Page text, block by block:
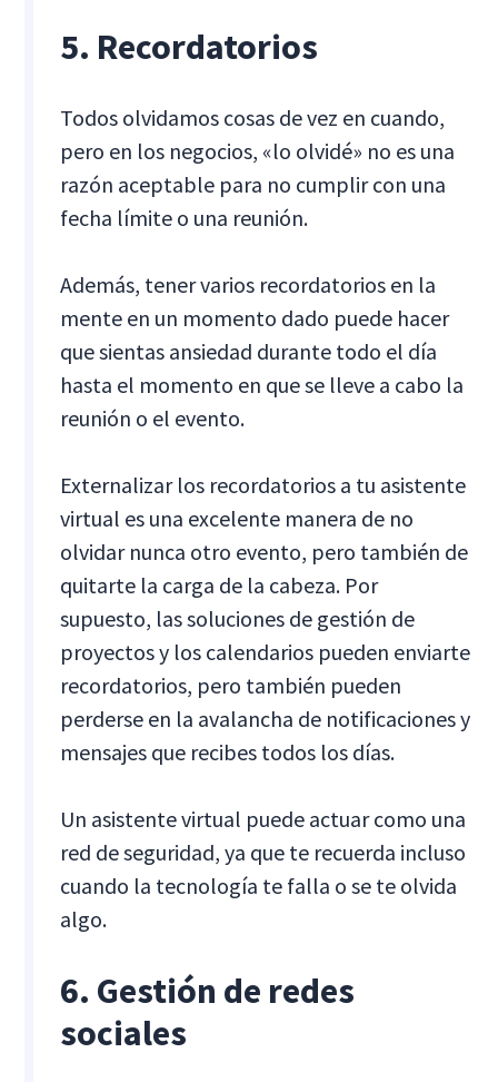
5. Recordatorios
Todos olvidamos cosas de vez en cuando,
pero en los negocios, «lo olvidé» no es una
razón aceptable para no cumplir con una
fecha límite o una reunión.
Además, tener varios recordatorios en la
mente en un momento dado puede hacer
que sientas ansiedad durante todo el día
hasta el momento en que se lleve a cabo la
reunión o el evento.
Externalizar los recordatorios a tu asistente
virtual es una excelente manera de no
olvidar nunca otro evento, pero también de
quitarte la carga de la cabeza. Por
supuesto, las soluciones de gestión de
proyectos y los calendarios pueden enviarte
recordatorios, pero también pueden
perderse en la avalancha de notificaciones y
mensajes que recibes todos los días.
Un asistente virtual puede actuar como una
red de seguridad, ya que te recuerda incluso
cuando la tecnología te falla o se te olvida
algo.
6. Gestión de redes
sociales